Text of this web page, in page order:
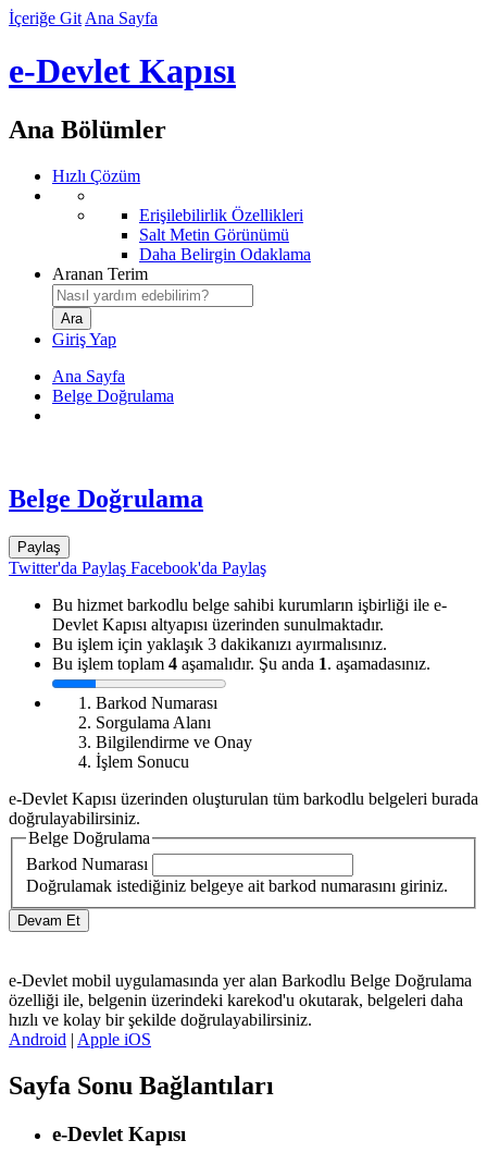
İçeriğe Git Ana Sayfa
e-Devlet Kapısı
Ana Bölümler
Hızlı Çözüm
Erişilebilirlik Özellikleri
Salt Metin Görünümü
Daha Belirgin Odaklama
Aranan Terim
Giriş Yap
Ana Sayfa
Belge Doğrulama
Belge Doğrulama
Paylaş
Twitter'da Paylaş Facebook'da Paylaş
Bu hizmet barkodlu belge sahibi kurumların işbirliği ile e-
Devlet Kapısı altyapısı üzerinden sunulmaktadır.
Bu işlem için yaklaşık 3 dakikanızı ayırmalısınız.
Bu işlem toplam 4 aşamalıdır. Şu anda 1. aşamadasınız.
Barkod Numarası
Sorgulama Alanı
Bilgilendirme ve Onay
İşlem Sonucu
e-Devlet Kapısı üzerinden oluşturulan tüm barkodlu belgeleri burada
doğrulayabilirsiniz.
Belge Doğrulama
Barkod Numarası
Doğrulamak istediğiniz belgeye ait barkod numarasını giriniz.
e-Devlet mobil uygulamasında yer alan Barkodlu Belge Doğrulama
özelliği ile, belgenin üzerindeki karekod'u okutarak, belgeleri daha
hızlı ve kolay bir şekilde doğrulayabilirsiniz.
Android | Apple iOS
Sayfa Sonu Bağlantıları
e-Devlet Kapısı